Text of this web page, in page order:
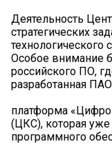
Деятельность
стратегических
технологического
Особое внимание
российского ПО,
разработанная
платформа
(ЦКС), которая уже
программного